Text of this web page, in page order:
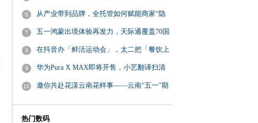
供一站式支付接入方案
从产业带到品牌，全托管如何赋能商家“隐
身”成就东南亚及拉美业
五一鸿蒙出境体验再发力，天际通覆盖70国
网络，鸿蒙手机出境无忧
在抖音办「鲜活运动会」，太二把「餐饮上
新」盘活了
华为Pura X MAX即将开售，小艺翻译扫清
语言障碍，覆盖21种常用语
邀你共赴花漾云南花样事——云南“五一”期
间文旅活动清单
热门数码